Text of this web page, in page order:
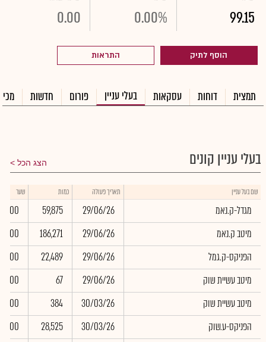
99.15
0.00%
0.00
הוסף לתיק התראות
תמצית דוחות עסקאות בעלי עניין פורום חדשות
בעלי עניין קונים הצג הכל
שם בעל עניין תאריך פעולה כמות שער
מגדל-ק.נאמ 29/06/26
59,875
0.00
מיטב ק.נאמ
29/06/26
186,271
0.00
הפניקס-ק.גמל
29/06/26
22,489
0.00
מיטב עשיית שוק
29/06/26
67
0.00
מיטב עשיית שוק
30/03/26
384
0.00
הפניקס-ע.שוק
30/03/26
28,525
0.00